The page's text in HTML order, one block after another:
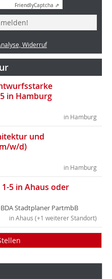
FriendlyCaptcha ⇗
Widerruf
in Hamburg
in Hamburg
und
w/d)
in Hamburg
5 in Ahaus oder
Stadtplaner PartmbB
in Ahaus (+1 weiterer Standort)